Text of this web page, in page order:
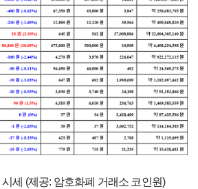
시세 (제공: 암호화폐 거래소 코인원)